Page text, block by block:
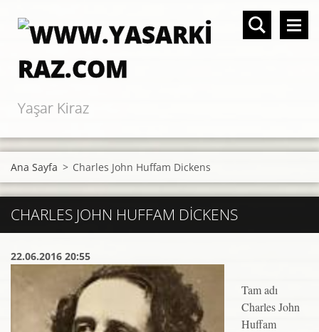
Yaşar Kiraz
Ana Sayfa > Charles John Huffam Dickens
CHARLES JOHN HUFFAM DICKENS
22.06.2016 20:55
Tam adı
Charles John
Huffam